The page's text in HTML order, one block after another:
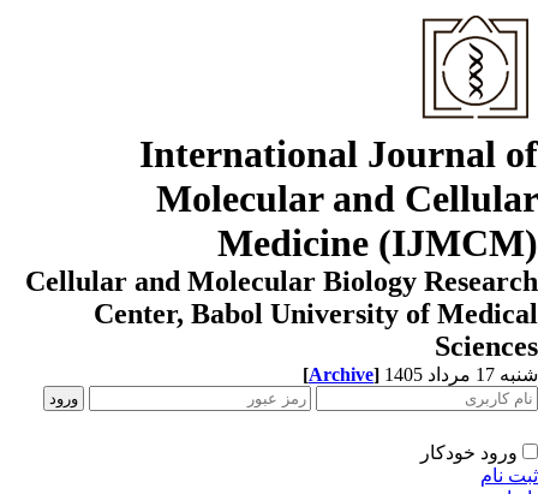
International Journal
Molecular and
Medicine
Cellular and Molecular Biology
Center, Babol University of
مرداد 1405 [Archive]
ورود خودکار
نام